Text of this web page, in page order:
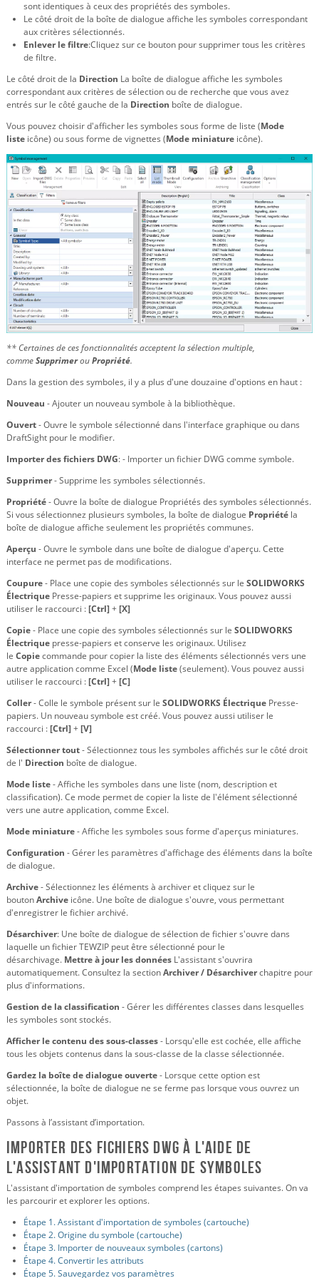
sont identiques à ceux des propriétés des symboles.
Le côté droit de la boîte de dialogue affiche les symboles correspondant
aux critères sélectionnés.
Enlever le filtre:Cliquez sur ce bouton pour supprimer tous les critères
de filtre.
Le côté droit de la Direction La boîte de dialogue affiche les symboles
correspondant aux critères de sélection ou de recherche que vous avez
entrés sur le côté gauche de la Direction boîte de dialogue.
Vous pouvez choisir d'afficher les symboles sous forme de liste (Mode
liste icône) ou sous forme de vignettes (Mode miniature icône).
** Certaines de ces fonctionnalités acceptent la sélection multiple,
commeSupprimerouPropriété.
Dans la gestion des symboles, il y a plus d'une douzaine d'options en haut :
Nouveau - Ajouter un nouveau symbole à la bibliothèque.
Ouvert- Ouvre le symbole sélectionné dans l'interface graphique ou dans
DraftSight pour le modifier.
Importer des fichiers DWG: - Importer un fichier DWG comme symbole.
Supprimer- Supprime les symboles sélectionnés.
Propriété- Ouvre la boîte de dialogue Propriétés des symboles sélectionnés.
Si vous sélectionnez plusieurs symboles, la boîte de dialogue Propriété la
boîte de dialogue affiche seulement les propriétés communes.
Aperçu - Ouvre le symbole dans une boîte de dialogue d'aperçu. Cette
interface ne permet pas de modifications.
Coupure- Place une copie des symboles sélectionnés sur le SOLIDWORKS
Électrique Presse-papiers et supprime les originaux. Vous pouvez aussi
utiliser le raccourci :[Ctrl]+[X]
Copie- Place une copie des symboles sélectionnés sur le SOLIDWORKS
Électrique presse-papiers et conserve les originaux. Utilisez
le Copiecommande pour copier la liste des éléments sélectionnés vers une
autre application comme Excel (Mode liste(seulement). Vous pouvez aussi
utiliser le raccourci :[Ctrl]+[C]
Coller- Colle le symbole présent sur le SOLIDWORKS Électrique Presse-
papiers. Un nouveau symbole est créé. Vous pouvez aussi utiliser le
raccourci :[Ctrl]+[V]
Sélectionner tout- Sélectionnez tous les symboles affichés sur le côté droit
de l' Direction boîte de dialogue.
Mode liste- Affiche les symboles dans une liste (nom, description et
classification). Ce mode permet de copier la liste de l'élément sélectionné
vers une autre application, comme Excel.
Mode miniature- Affiche les symboles sous forme d'aperçus miniatures.
Configuration - Gérer les paramètres d'affichage des éléments dans la boîte
de dialogue.
Archive- Sélectionnez les éléments à archiver et cliquez sur le
boutonArchive icône. Une boîte de dialogue s'ouvre, vous permettant
d'enregistrer le fichier archivé.
Désarchiver: Une boîte de dialogue de sélection de fichier s'ouvre dans
laquelle un fichier TEWZIP peut être sélectionné pour le
désarchivage. Mettre à jour les données L'assistant s'ouvrira
automatiquement. Consultez la sectionArchiver / Désarchiverchapitre pour
plus d'informations.
Gestion de la classification - Gérer les différentes classes dans lesquelles
les symboles sont stockés.
Afficher le contenu des sous-classes- Lorsqu'elle est cochée, elle affiche
tous les objets contenus dans la sous-classe de la classe sélectionnée.
Gardez la boîte de dialogue ouverte- Lorsque cette option est
sélectionnée, la boîte de dialogue ne se ferme pas lorsque vous ouvrez un
objet.
Passons à l’assistant d’importation.
Importer des fichiers DWG à l'aide de
l'assistant d'importation de symboles
L'assistant d'importation de symboles comprend les étapes suivantes. On va
les parcourir et explorer les options.
Étape 1. Assistant d'importation de symboles (cartouche)
Étape 2. Origine du symbole (cartouche)
Étape 3. Importer de nouveaux symboles (cartons)
Étape 4. Convertir les attributs
Étape 5. Sauvegardez vos paramètres